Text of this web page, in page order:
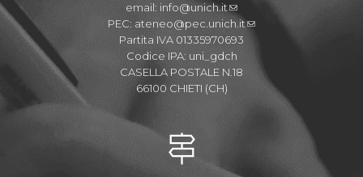
email: info@unich.it
PEC: ateneo@pec.unich.it
Partita IVA 01335970693
Codice IPA: uni_gdch
CASELLA POSTALE N.18
66100 CHIETI (CH)